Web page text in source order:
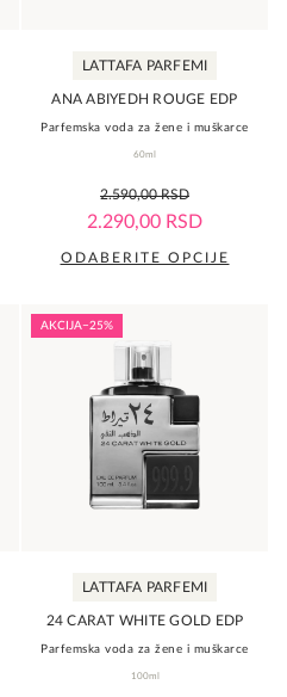
LATTAFA PARFEMI
ANA ABIYEDH ROUGE EDP
Parfemska voda za žene i muškarce
60ml
0,0
rating
2.590,00RSD
2.290,00 RSD
ODABERITE OPCIJE
ima
više
varijanti.
Opcije
mogu
biti
stranici
proizvoda.
AKCIJA−25%
LATTAFA PARFEMI
24 CARAT WHITE GOLD EDP
Parfemska voda za žene i muškarce
100ml